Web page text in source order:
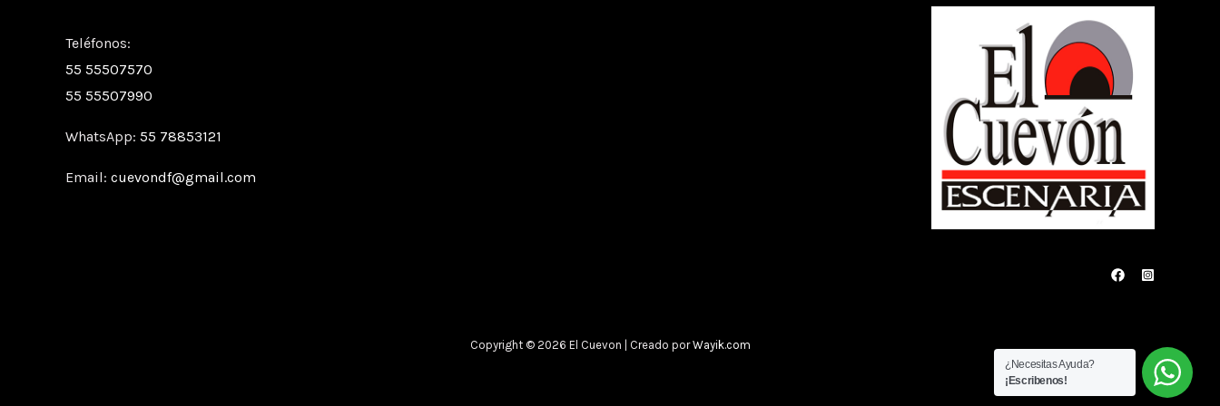
Teléfonos:
55 55507570
55 55507990
WhatsApp: 55 78853121
Email: cuevondf@gmail.com
Copyright © 2026 El Cuevon | Creado porWayik.com
¿Necesitas Ayuda?
¡Escribenos!